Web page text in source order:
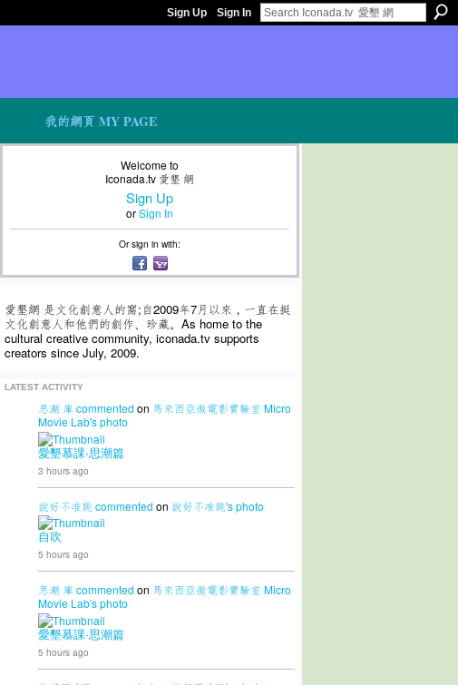
Sign Up Sign In
我的網頁 MY PAGE
Welcome to
Iconada.tv 愛墾 網
Sign Up
orSign In
Or sign in with:
愛墾網 是文化創意人的窩;自2009年7月以來，一直在挺
文化創意人和他們的創作、珍藏。As home to the
cultural creative community, iconada.tv supports
creators since July, 2009.
LATEST ACTIVITY
思潮 庫 commented on 馬來西亞微電影實驗室 Micro
Movie Lab'sphoto
愛墾慕課·思潮篇
3 hours ago
說好不准跳 commented on 說好不准跳'sphoto
自吹
5 hours ago
思潮 庫 commented on 馬來西亞微電影實驗室 Micro
Movie Lab'sphoto
愛墾慕課·思潮篇
5 hours ago